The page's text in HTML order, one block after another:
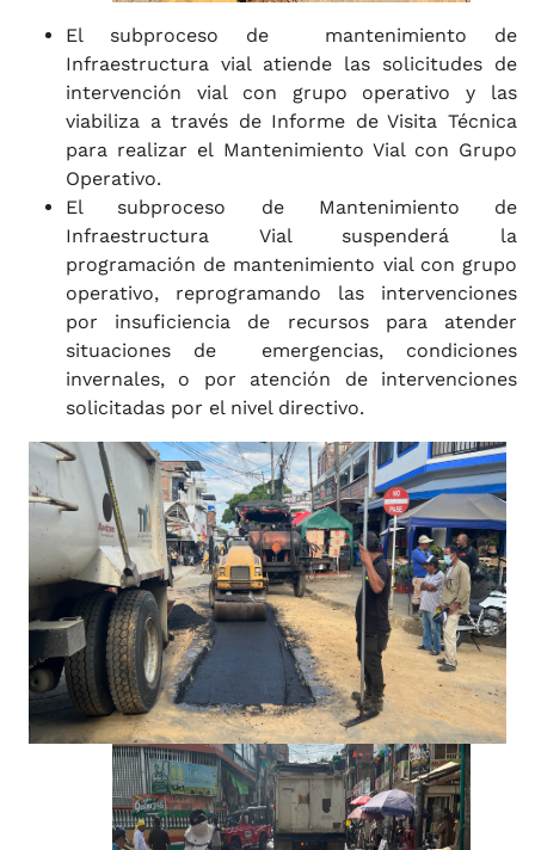
El subproceso de mantenimiento de
Infraestructura vial atiende las solicitudes de
intervención vial con grupo operativo y las
viabiliza a través de Informe de Visita Técnica
para realizar el Mantenimiento Vial con Grupo
Operativo.
El subproceso de Mantenimiento de
Infraestructura Vial suspenderá la
programación de mantenimiento vial con grupo
operativo, reprogramando las intervenciones
por insuficiencia de recursos para atender
situaciones de emergencias, condiciones
invernales, o por atención de intervenciones
solicitadas por el nivel directivo.